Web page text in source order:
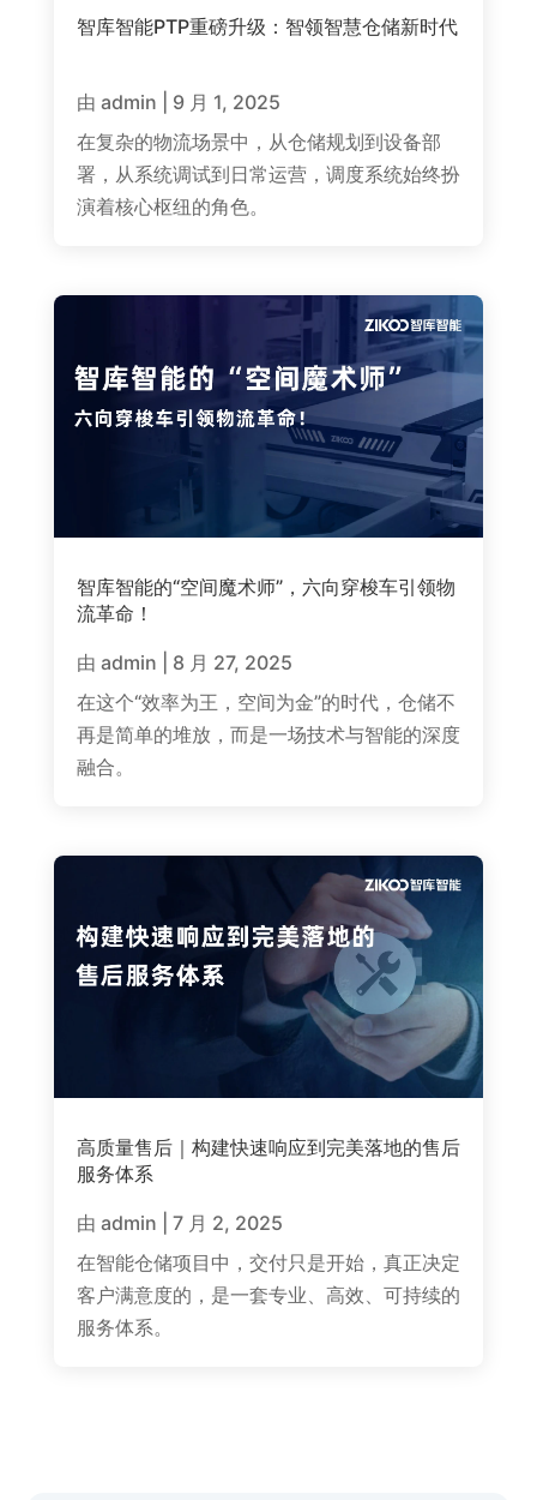
智库智能PTP重磅升级：智领智慧仓储新时代
由 admin
9 月 1, 2025
在复杂的物流场景中，从仓储规划到设备部
署，从系统调试到日常运营，调度系统始终扮
演着核心枢纽的角色。
智库智能的“空间魔术师”，六向穿梭车引领物
流革命！
由 admin
8 月 27, 2025
在这个“效率为王，空间为金”的时代，仓储不
再是简单的堆放，而是一场技术与智能的深度
融合。
高质量售后｜构建快速响应到完美落地的售后
服务体系
由 admin
7 月 2, 2025
在智能仓储项目中，交付只是开始，真正决定
客户满意度的，是一套专业、高效、可持续的
服务体系。